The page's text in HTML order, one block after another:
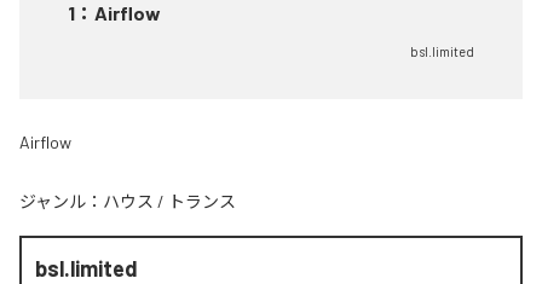
1 ： Airflow
bsl.limited
Airflow
ジャンル： ハウス / トランス
bsl.limited